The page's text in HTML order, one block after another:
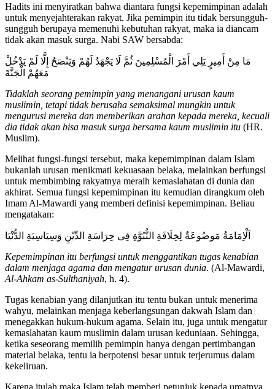
Hadits ini menyiratkan bahwa diantara fungsi kepemimpinan adalah
untuk menyejahterakan rakyat. Jika pemimpin itu tidak bersungguh-
sungguh berupaya memenuhi kebutuhan rakyat, maka ia diancam
tidak akan masuk surga. Nabi SAW bersabda:
مَا مِنْ أَمِيرٍ يَلِي أَمْرَ الْمُسْلِمِينَ ثُمَّ لَا يَجْهَدُ لَهُمْ وَيَنْصَحُ إِلَّا لَمْ يَدْخُلْ
مَعَهُمْ الْجَنَّةَ
Tidaklah seorang pemimpin yang menangani urusan kaum
muslimin, tetapi tidak berusaha semaksimal mungkin untuk
mengurusi mereka dan memberikan arahan kepada mereka, kecuali
dia tidak akan bisa masuk surga bersama kaum muslimin itu (HR.
Muslim).
Melihat fungsi-fungsi tersebut, maka kepemimpinan dalam Islam
bukanlah urusan menikmati kekuasaan belaka, melainkan berfungsi
untuk membimbing rakyatnya meraih kemaslahatan di dunia dan
akhirat. Semua fungsi kepemimpinan itu kemudian dirangkum oleh
Imam Al-Mawardi yang memberi definisi kepemimpinan. Beliau
mengatakan:
اَلْاِمَامَةُ مَوضُوعَةٌ لِخِلَافَةِ النُّبُوَّةِ فِى حِرَاسَةِ الدِّيْنِ وَسِيَاسِيَةِ الدُّنْيَا
Kepemimpinan itu berfungsi untuk menggantikan tugas kenabian
dalam menjaga agama dan mengatur urusan dunia. (Al-Mawardi,
Al-Ahkam as-Sulthaniyah, h. 4).
Tugas kenabian yang dilanjutkan itu tentu bukan untuk menerima
wahyu, melainkan menjaga keberlangsungan dakwah Islam dan
menegakkan hukum-hukum agama. Selain itu, juga untuk mengatur
kemaslahatan kaum muslimin dalam urusan keduniaan. Sehingga,
ketika seseorang memilih pemimpin hanya dengan pertimbangan
material belaka, tentu ia berpotensi besar untuk terjerumus dalam
kekeliruan.
Karena itulah maka Islam telah memberi petunjuk kepada umatnya